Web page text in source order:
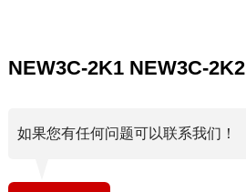
NEW3C-2K1 NEW3C-2K2
如果您有任何问题可以联系我们！